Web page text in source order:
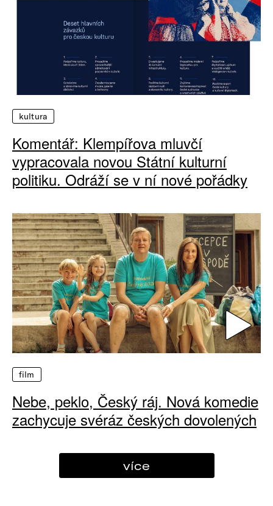
kultura
Komentář: Klempířova mluvčí
vypracovala novou Státní kulturní
politiku. Odráží se v ní nové pořádky
film
Nebe, peklo, Český ráj. Nová komedie
zachycuje svéráz českých dovolených
více